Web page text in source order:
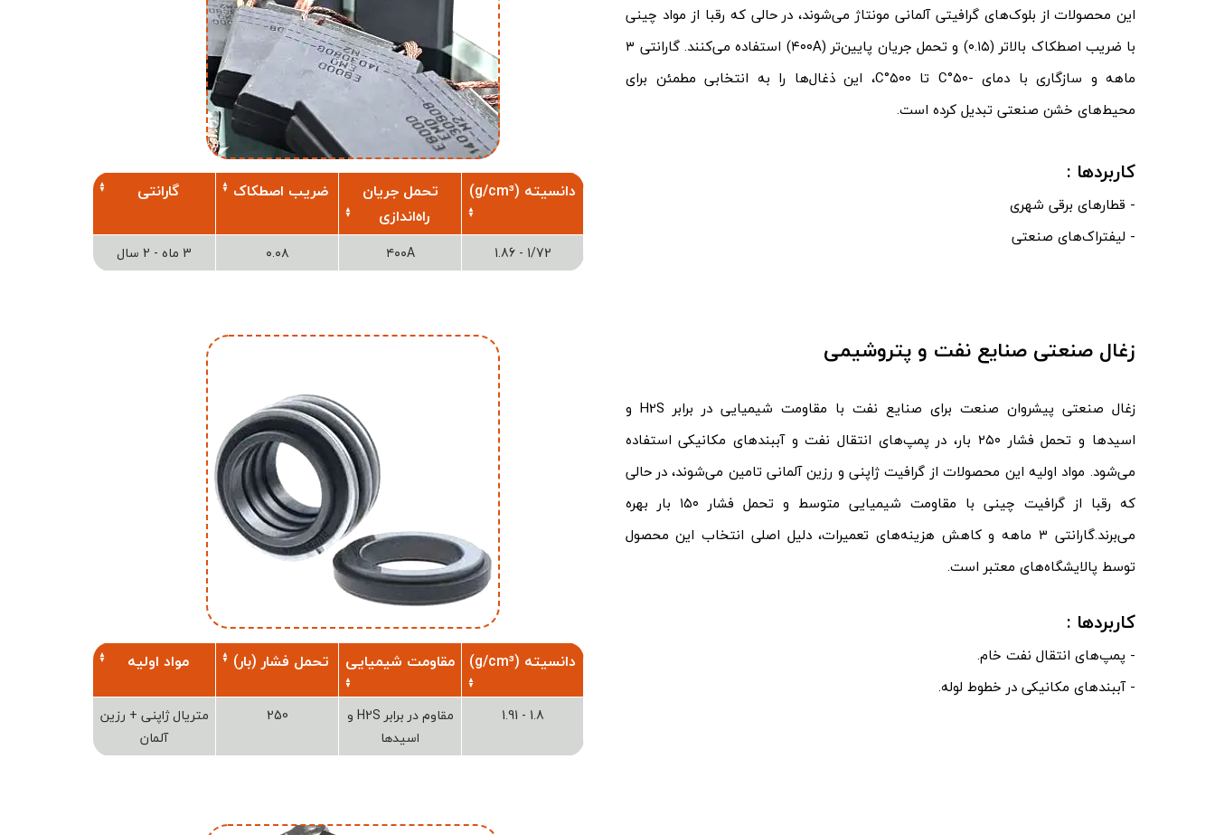
این محصولات از بلوک‌های گرافیتی آلمانی مونتاژ می‌شوند، در حالی که رقبا از مواد چینی
با ضریب اصطکاک بالاتر (۰.۱۵) و تحمل جریان پایین‌تر (۴۰۰A) استفاده می‌کنند. گارانتی ۳
ماهه و سازگاری با دمای -۵۰°C تا ۵۰۰°C، این ذغال‌ها را به انتخابی مطمئن برای
محیط‌های خشن صنعتی تبدیل کرده است.
​​​​​​​کاربردها :
- قطارهای برقی شهری
- لیفتراک‌های صنعتی
دانسیته (g/cm³)
تحمل جریان
راه‌اندازی
ضریب اصطکاک گارانتی
1/72 - 1.86 ۴۰۰A ۰.۰۸ 3 ماه - 2 سال
زغالصنعتی صنایع نفت و پتروشیمی
زغال صنعتی پیشروان صنعت برای صنایع نفت با مقاومت شیمیایی در برابر H2S و
اسیدها و تحمل فشار ۲۵۰ بار، در پمپ‌های انتقال نفت و آببندهای مکانیکی استفاده
می‌شود. مواد اولیه این محصولات از گرافیت ژاپنی و رزین آلمانی تامین می‌شوند، در حالی
که رقبا از گرافیت چینی با مقاومت شیمیایی متوسط و تحمل فشار ۱۵۰ بار بهره
می‌برند.گارانتی ۳ ماهه و کاهش هزینه‌های تعمیرات، دلیل اصلی انتخاب این محصول
توسط پالایشگاه‌های معتبر است.
کاربردها :
- پمپ‌های انتقال نفت خام.
- آببندهای مکانیکی در خطوط لوله.
دانسیته (g/cm³) مقاومت شیمیایی تحمل فشار (بار) مواد اولیه
1.8 - 1.91
مقاوم در برابر H2S و
اسیدها
250
متریال ژاپنی + رزین
آلمان